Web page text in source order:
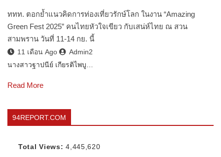
ททท. ตอกย้ำแนวคิดการท่องเที่ยวรักษ์โลก ในงาน “Amazing
Green Fest 2025” คนไทยหัวใจเขียว กับเสน่ห์ไทย ณ สวน
สามพราน วันที่ 11-14 กย. นี้
11 เดือน Ago
Admin2
นางสาวฐาปนีย์ เกียรติไพบู…
Read More
94REPORT.COM
Total Views:4,445,620